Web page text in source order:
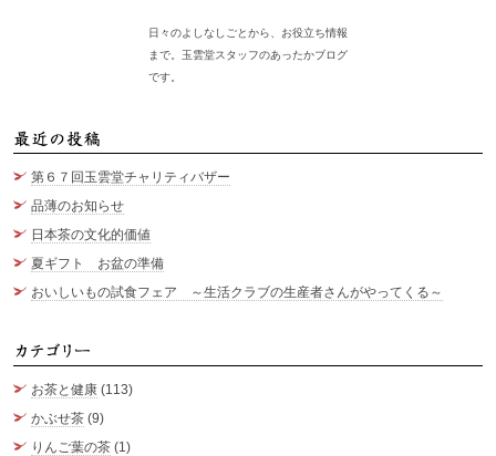
日々のよしなしごとから、お役立ち情報
まで。玉雲堂スタッフのあったかブログ
です。
第６７回玉雲堂チャリティバザー
品薄のお知らせ
日本茶の文化的価値
夏ギフト お盆の準備
おいしいもの試食フェア ～生活クラブの生産者さんがやってくる～
お茶と健康 (113)
かぶせ茶 (9)
りんご葉の茶 (1)